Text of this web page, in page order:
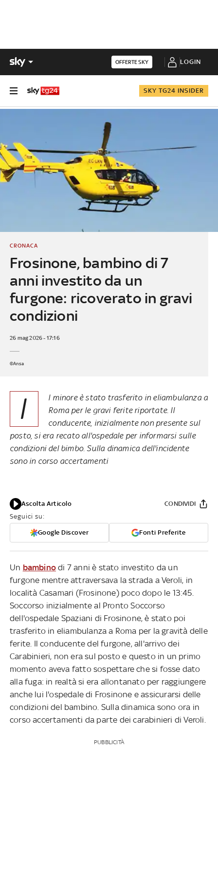
OFFERTE SKY LOGIN
SKY TG24 INSIDER
Frosinone, bambino di 7
anni investito da un
furgone: ricoverato in gravi
condizioni
CRONACA
26 mag 2026 - 17:16
©Ansa
I
l minore è stato trasferito in eliambulanza a
Roma per le gravi ferite riportate. Il
conducente, inizialmente non presente sul
posto, si era recato all'ospedale per informarsi sulle
condizioni del bimbo. Sulla dinamica dell'incidente
sono in corso accertamenti
Ascolta Articolo
Seguici su:
Google Discover Fonti Preferite
CONDIVIDI
Un bambino di 7 anni è stato investito da un
furgone mentre attraversava la strada a Veroli, in
località Casamari (Frosinone) poco dopo le 13:45.
Soccorso inizialmente al Pronto Soccorso
dell'ospedale Spaziani di Frosinone, è stato poi
trasferito in eliambulanza a Roma per la gravità delle
ferite. Il conducente del furgone, all'arrivo dei
Carabinieri, non era sul posto e questo in un primo
momento aveva fatto sospettare che si fosse dato
alla fuga: in realtà si era allontanato per raggiungere
anche lui l'ospedale di Frosinone e assicurarsi delle
condizioni del bambino. Sulla dinamica sono ora in
corso accertamenti da parte dei carabinieri di Veroli.
PUBBLICITÀ